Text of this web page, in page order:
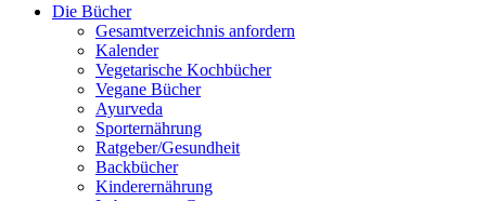
Die Bücher
Gesamtverzeichnis anfordern
Kalender
Vegetarische Kochbücher
Vegane Bücher
Ayurveda
Sporternährung
Ratgeber/Gesundheit
Backbücher
Kinderernährung